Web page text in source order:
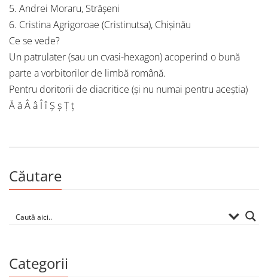
5. Andrei Moraru, Strășeni
6. Cristina Agrigoroae (Cristinutsa), Chișinău
Ce se vede?
Un patrulater (sau un cvasi-hexagon) acoperind o bună
parte a vorbitorilor de limbă română.
Pentru doritorii de diacritice (și nu numai pentru aceștia)
Ă ă Â â Î î Ș ș Ț ț
Căutare
Categorii